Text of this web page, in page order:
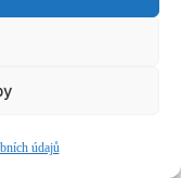
údajů